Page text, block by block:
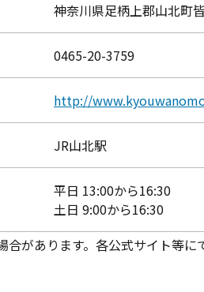
神奈川県足柄上郡山北町
0465-20-3759
http://
JR山北駅
平日 13:00から16:30
土日 9:00から16:30
があります。各公式サイト等に